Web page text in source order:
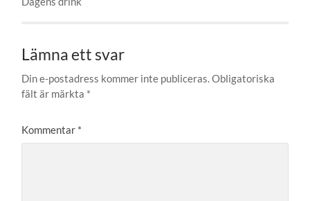
Lämna ett svar
Din e-postadress kommer inte publiceras.Obligatoriska
fält är märkta *
Kommentar *